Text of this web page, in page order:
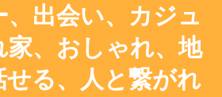
、出会い、カジュ
家、おしゃれ、地
せる、人と繋がれ